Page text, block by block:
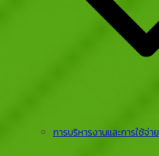
การบริหารงานและการใช้จ่